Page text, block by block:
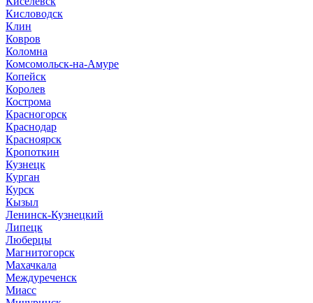
Кисловодск
Клин
Ковров
Коломна
Комсомольск-на-Амуре
Копейск
Королев
Кострома
Красногорск
Краснодар
Красноярск
Кропоткин
Кузнецк
Курган
Курск
Кызыл
Ленинск-Кузнецкий
Липецк
Люберцы
Магнитогорск
Махачкала
Междуреченск
Миасс